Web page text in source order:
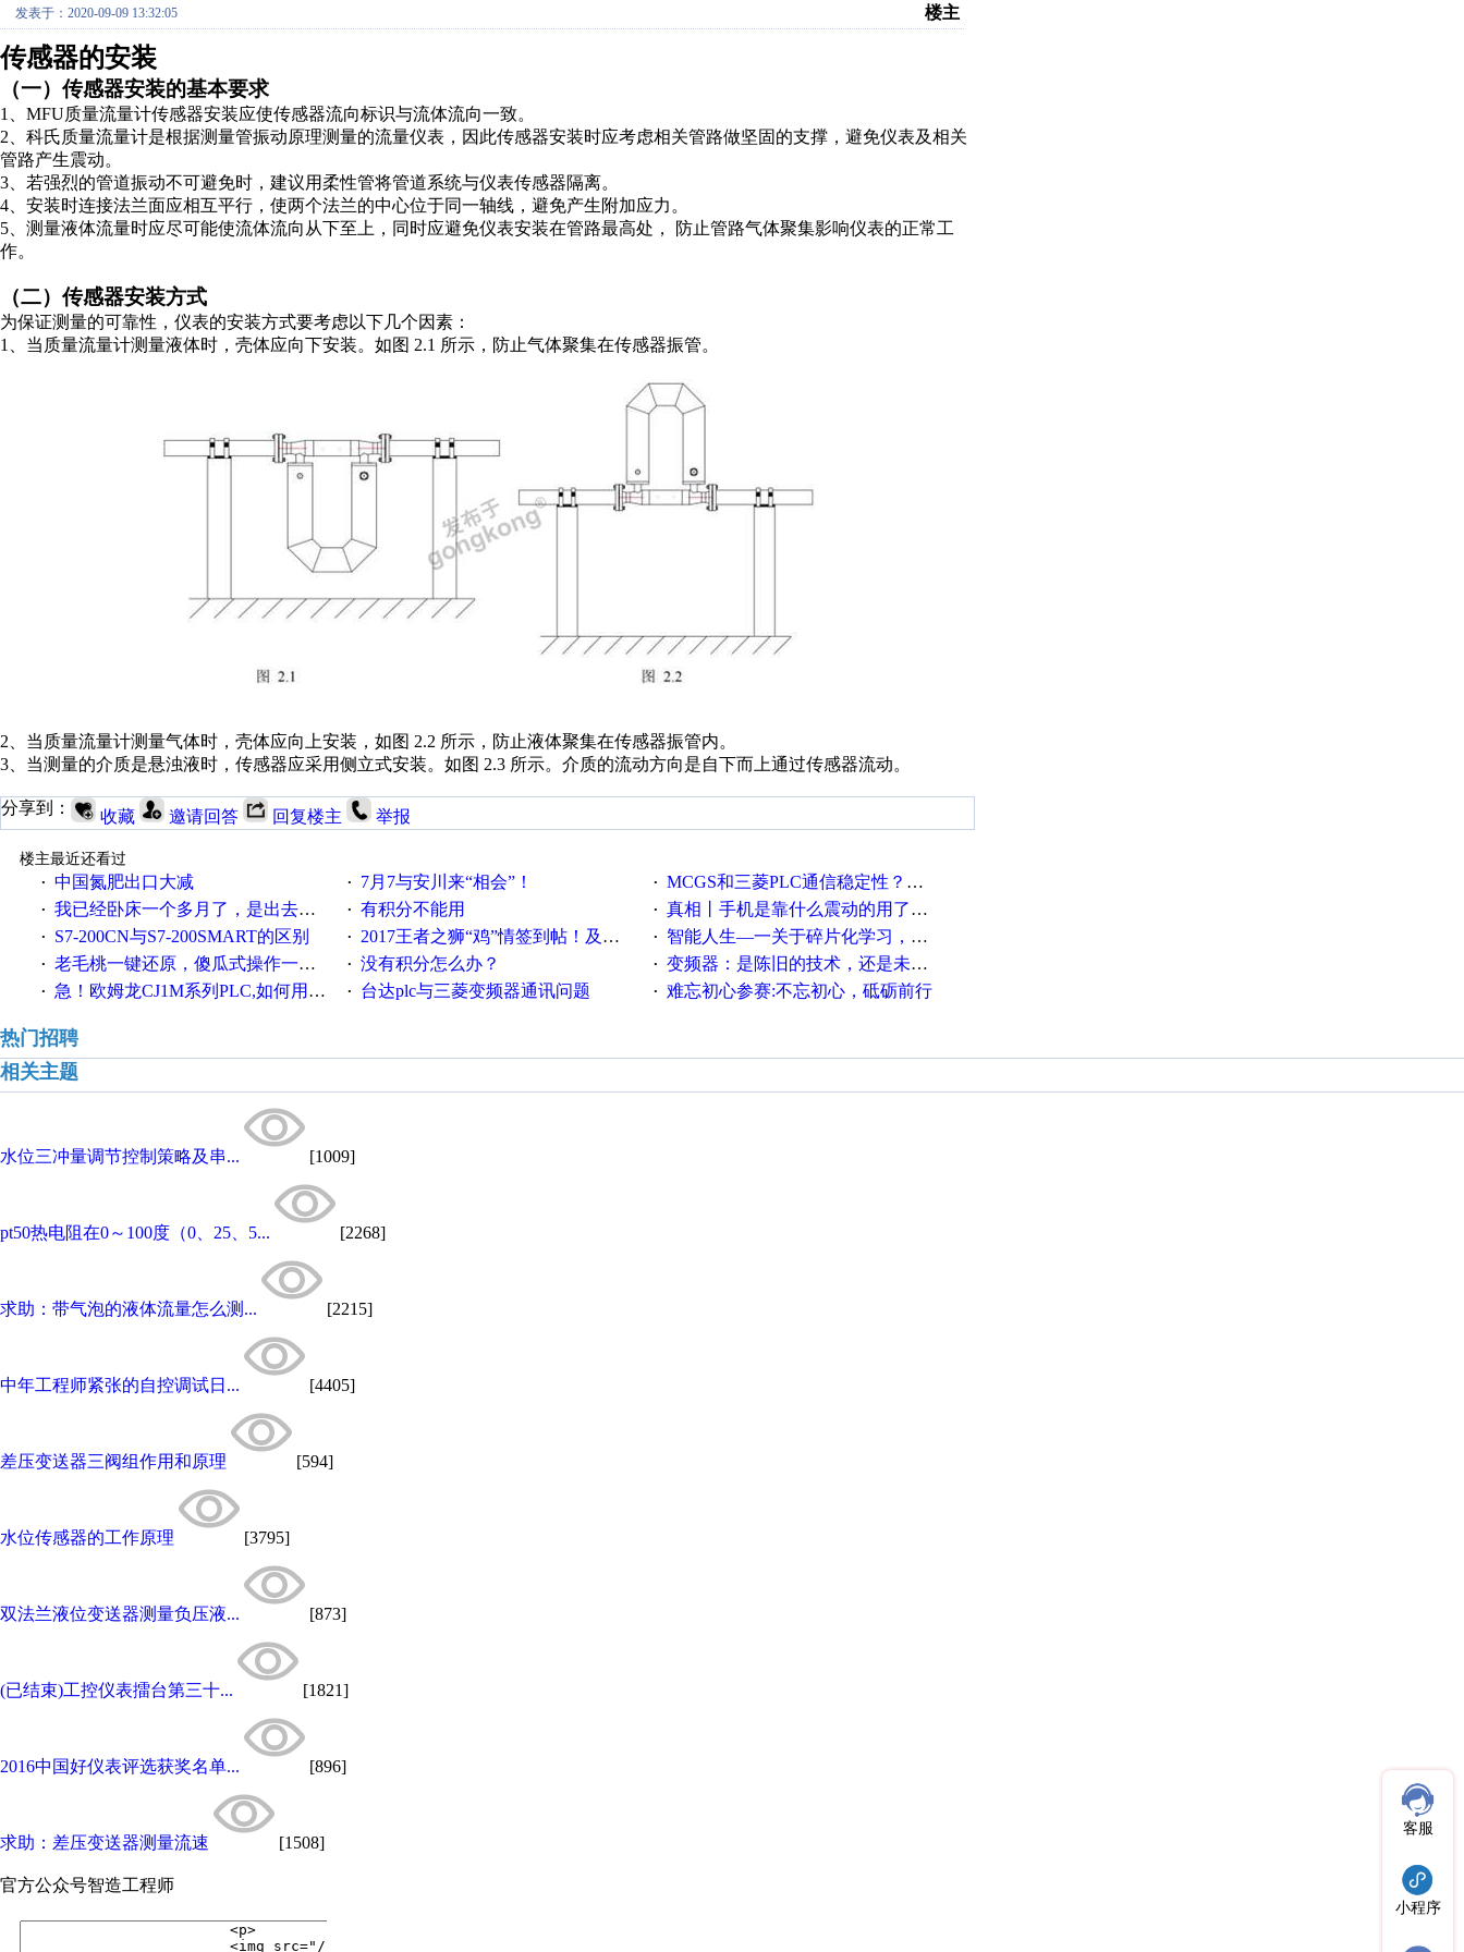
发表于：2020-09-09 13:32:05 楼主
传感器的安装
（一）传感器安装的基本要求
1、MFU质量流量计传感器安装应使传感器流向标识与流体流向一致。
2、科氏质量流量计是根据测量管振动原理测量的流量仪表，因此传感器安装时应考虑相关管路做坚固的支撑，避免仪表及相关
管路产生震动。
3、若强烈的管道振动不可避免时，建议用柔性管将管道系统与仪表传感器隔离。
4、安装时连接法兰面应相互平行，使两个法兰的中心位于同一轴线，避免产生附加应力。
5、测量液体流量时应尽可能使流体流向从下至上，同时应避免仪表安装在管路最高处， 防止管路气体聚集影响仪表的正常工
作。
（二）传感器安装方式
为保证测量的可靠性，仪表的安装方式要考虑以下几个因素：
1、当质量流量计测量液体时，壳体应向下安装。如图 2.1 所示，防止气体聚集在传感器振管。
2、当质量流量计测量气体时，壳体应向上安装，如图 2.2 所示，防止液体聚集在传感器振管内。
3、当测量的介质是悬浊液时，传感器应采用侧立式安装。如图 2.3 所示。介质的流动方向是自下而上通过传感器流动。
分享到： 收藏 邀请回答 回复楼主 举报
楼主最近还看过
· 中国氮肥出口大减 · 7月7与安川来“相会”！ · MCGS和三菱PLC通信稳定性？？？
· 我已经卧床一个多月了，是出去安装机械手在高速遭遇车祸所致:大家工作都要特别注意啊 · 有积分不能用 · 真相丨手机是靠什么震动的用了这么多年才知道！
· S7-200CN与S7-200SMART的区别 · 2017王者之狮“鸡”情签到帖！及时更新在线研讨会预告 · 智能人生—一关于碎片化学习，看这一篇就够了！
· 老毛桃一键还原，傻瓜式操作一键轻松备份还原；程序为向导式安装，一键即可实现自动备份或还原系统。 · 没有积分怎么办？ · 变频器：是陈旧的技术，还是未来的幕后英雄？
· 急！欧姆龙CJ1M系列PLC,如何用时间控制变频器。要求时间在组态王中可以自由输入！拜托各位大神了！ · 台达plc与三菱变频器通讯问题 · 难忘初心参赛:不忘初心，砥砺前行
热门招聘
相关主题
水位三冲量调节控制策略及串... [1009]
pt50热电阻在0～100度（0、25、5... [2268]
求助：带气泡的液体流量怎么测... [2215]
中年工程师紧张的自控调试日... [4405]
差压变送器三阀组作用和原理 [594]
水位传感器的工作原理 [3795]
双法兰液位变送器测量负压液... [873]
(已结束)工控仪表擂台第三十... [1821]
2016中国好仪表评选获奖名单... [896]
求助：差压变送器测量流速 [1508]
官方公众号智造工程师
客服
小程序